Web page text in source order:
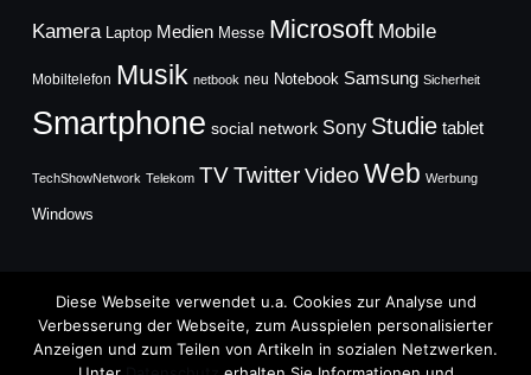
Kamera Laptop Medien Messe Microsoft Mobile
Mobiltelefon Musik netbook neu Notebook Samsung Sicherheit
Smartphone social network Sony Studie tablet
TechShowNetwork Telekom TVTwitter Video Web Werbung
Windows
Copyright © 2026
Diese Webseite verwendet u.a. Cookies zur Analyse und
Verbesserung der Webseite, zum Ausspielen personalisierter
Anzeigen und zum Teilen von Artikeln in sozialen Netzwerken.